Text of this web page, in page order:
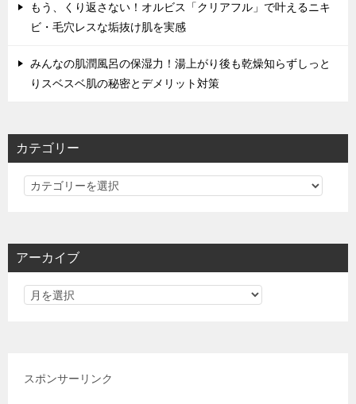
もう、くり返さない！オルビス「クリアフル」で叶えるニキ
ビ・毛穴レスな垢抜け肌を実感
みんなの肌潤風呂の保湿力！湯上がり後も乾燥知らずしっと
りスベスベ肌の秘密とデメリット対策
カテゴリー
カ
リ
アーカイブ
スポンサーリンク